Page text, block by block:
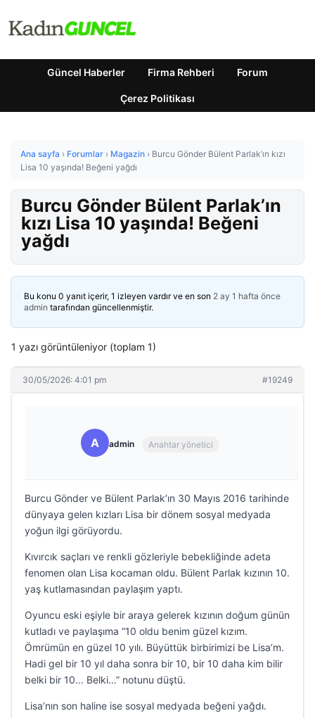
Güncel Haberler Firma Rehberi Forum
Çerez Politikası
Ana sayfa › Forumlar › Magazin › Burcu Gönder Bülent Parlak’ın kızı
Lisa 10 yaşında! Beğeni yağdı
Burcu Gönder Bülent Parlak’ın
kızı Lisa 10 yaşında! Beğeni
yağdı
Bu konu 0 yanıt içerir, 1 izleyen vardır ve en son 2 ay 1 hafta önce
admin tarafından güncellenmiştir.
1 yazı görüntüleniyor (toplam 1)
30/05/2026: 4:01 pm #19249
A admin Anahtar yönetici
Burcu Gönder ve Bülent Parlak’ın 30 Mayıs 2016 tarihinde
dünyaya gelen kızları Lisa bir dönem sosyal medyada
yoğun ilgi görüyordu.
Kıvırcık saçları ve renkli gözleriyle bebekliğinde adeta
fenomen olan Lisa kocaman oldu. Bülent Parlak kızının 10.
yaş kutlamasından paylaşım yaptı.
Oyuncu eski eşiyle bir araya gelerek kızının doğum günün
kutladı ve paylaşıma “10 oldu benim güzel kızım.
Ömrümün en güzel 10 yılı. Büyüttük birbirimizi be Lisa’m.
Hadi gel bir 10 yıl daha sonra bir 10, bir 10 daha kim bilir
belki bir 10… Belki…” notunu düştü.
Lisa’nın son haline ise sosyal medyada beğeni yağdı.